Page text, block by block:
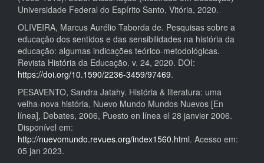
Universidade Federal do Espírito Santo, Vitória, 2020.
OLIVEIRA, Marcus Aurélio Taborda de. Pesquisas sobre a
educação dos sentidos e das sensibilidades na história da
educação: algumas indicações teórico-metodológicas.
Revista História da Educação. v. 24, 2020. DOI:
https://doi.org/10.1590/2236-3459/97469.
PESAVENTO, Sandra Jatahy. História & literatura: uma
velha-nova história, Nuevo Mundo Mundos Nuevos [En
línea], Debates, 2006, Puesto en línea el 28 janvier 2006.
Disponível em:
http://nuevomundo.revues.org/index1560.html. Acesso em:
05 jan 2023.